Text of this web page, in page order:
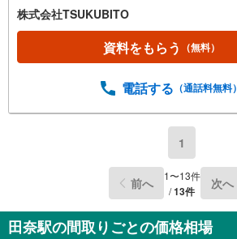
株式会社TSUKUBITO
資料をもらう （無料）
電話する （通話料無料）
1
前へ 1〜13件
/13件 次へ
田奈駅の間取りごとの価格相場